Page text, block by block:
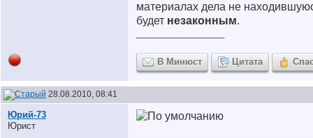
материалах дела не
будет незаконным.
В Минюст Цитата
28.08.2010, 08:41
Юрий-73
Юрист